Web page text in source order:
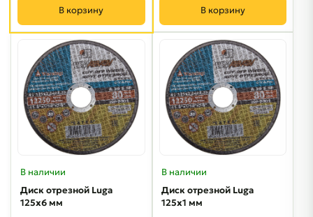
В корзину В корзину
В наличии
Диск отрезной Luga
125х6 мм
В наличии
Диск отрезной Luga
125х1 мм